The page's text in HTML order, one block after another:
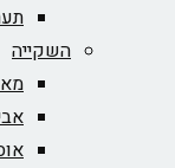
השקייה